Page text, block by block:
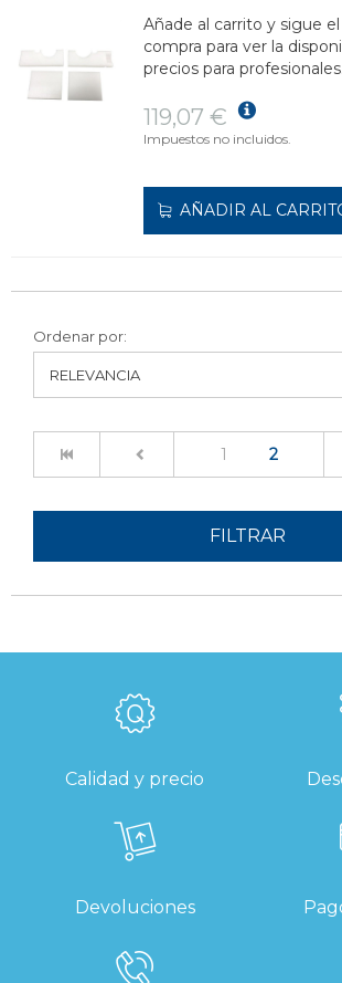
Añade al carrito y sigue
compra para ver la
precios para profesionales.
119,07 €
Impuestos no incluidos.
AÑADIR AL
Ordenar por:
1 (current)
2
FILTRAR
Calidad y precio
Devoluciones